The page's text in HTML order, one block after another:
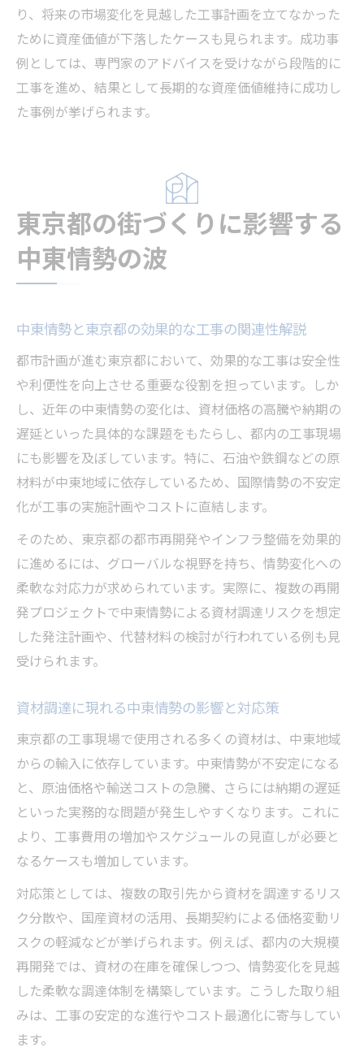
り、将来の市場変化を見越した工事計画を立てなかった
ために資産価値が下落したケースも見られます。成功事
例としては、専門家のアドバイスを受けながら段階的に
工事を進め、結果として長期的な資産価値維持に成功し
た事例が挙げられます。
東京都の街づくりに影響する
中東情勢の波
中東情勢と東京都の効果的な工事の関連性解説
都市計画が進む東京都において、効果的な工事は安全性
や利便性を向上させる重要な役割を担っています。しか
し、近年の中東情勢の変化は、資材価格の高騰や納期の
遅延といった具体的な課題をもたらし、都内の工事現場
にも影響を及ぼしています。特に、石油や鉄鋼などの原
材料が中東地域に依存しているため、国際情勢の不安定
化が工事の実施計画やコストに直結します。
そのため、東京都の都市再開発やインフラ整備を効果的
に進めるには、グローバルな視野を持ち、情勢変化への
柔軟な対応力が求められています。実際に、複数の再開
発プロジェクトで中東情勢による資材調達リスクを想定
した発注計画や、代替材料の検討が行われている例も見
受けられます。
資材調達に現れる中東情勢の影響と対応策
東京都の工事現場で使用される多くの資材は、中東地域
からの輸入に依存しています。中東情勢が不安定になる
と、原油価格や輸送コストの急騰、さらには納期の遅延
といった実務的な問題が発生しやすくなります。これに
より、工事費用の増加やスケジュールの見直しが必要と
なるケースも増加しています。
対応策としては、複数の取引先から資材を調達するリス
ク分散や、国産資材の活用、長期契約による価格変動リ
スクの軽減などが挙げられます。例えば、都内の大規模
再開発では、資材の在庫を確保しつつ、情勢変化を見越
した柔軟な調達体制を構築しています。こうした取り組
みは、工事の安定的な進行やコスト最適化に寄与してい
ます。